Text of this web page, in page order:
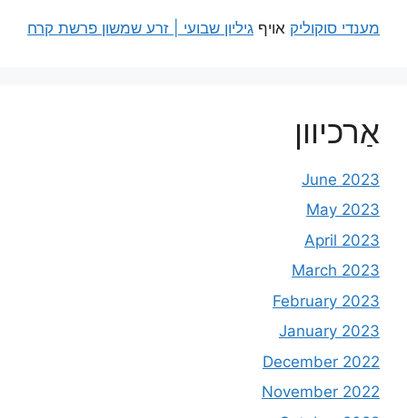
מענדי סוקוליק אויף גיליון שבועי | זרע שמשון פרשת קרח
אַרכיוון
June 2023
May 2023
April 2023
March 2023
February 2023
January 2023
December 2022
November 2022